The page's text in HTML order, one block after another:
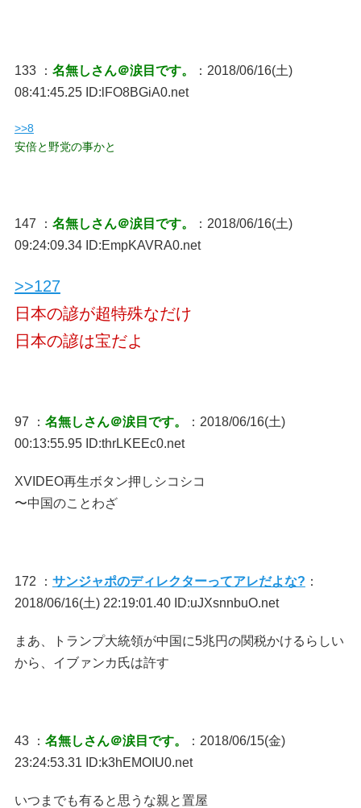
133 ： 名無しさん＠涙目です。
：2018/06/16(土)
08:41:45.25 ID:lFO8BGiA0.net
>>8
安倍と野党の事かと
147 ： 名無しさん＠涙目です。
：2018/06/16(土)
09:24:09.34 ID:EmpKAVRA0.net
>>127
日本の諺が超特殊なだけ
日本の諺は宝だよ
97 ： 名無しさん＠涙目です。
：2018/06/16(土)
00:13:55.95 ID:thrLKEEc0.net
XVIDEO再生ボタン押しシコシコ
〜中国のことわざ
172 ： サンジャポのディレクターってアレだよな? ：
2018/06/16(土) 22:19:01.40 ID:uJXsnnbuO.net
まあ、トランプ大統領が中国に5兆円の関税かけるらしい
から、イブァンカ氏は許す
43 ： 名無しさん＠涙目です。
：2018/06/15(金)
23:24:53.31 ID:k3hEMOIU0.net
いつまでも有ると思うな親と置屋